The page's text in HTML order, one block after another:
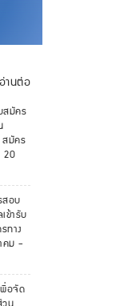
อ่านต่อ
สมัคร
สมัคร
20
สอบ
ข้ารับ
ทาง
คม -
อจัด